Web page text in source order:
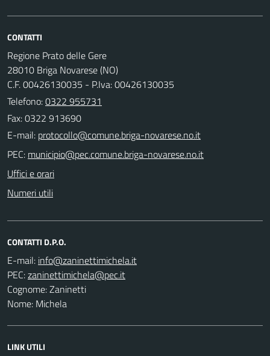
CONTATTI
Regione Prato delle Gere
28010 Briga Novarese (NO)
C.F. 00426130035 - P.Iva: 00426130035
Telefono:0322 955731
Fax: 0322 913690
E-mail:
PEC:
Uffici e orari
Numeri utili
CONTATTI D.P.O.
E-mail:
PEC:
Cognome: Zaninetti
Nome: Michela
LINK UTILI